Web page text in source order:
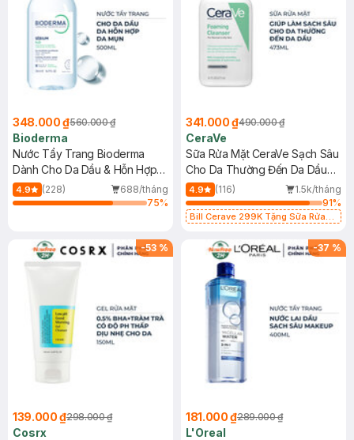
348.000 ₫560.000 ₫
Bioderma
Nước Tẩy Trang Bioderma
Dành Cho Da Dầu & Hỗn Hợp
500ml
4.9 (228)
688/tháng
75%
341.000 ₫490.000 ₫
CeraVe
Sữa Rửa Mặt CeraVe Sạch Sâu
Cho Da Thường Đến Da Dầu
473ml
4.9 (116)
1.5k/tháng
91%
Bill Cerave 299K Tặng Sữa Rửa
-53 %
139.000 ₫298.000 ₫
Cosrx
-37 %
181.000 ₫289.000 ₫
L'Oreal